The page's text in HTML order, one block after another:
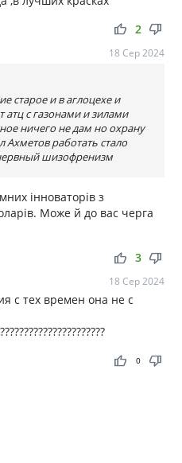
thumb_up thumb_down
2
18 Сер 2024
старое и в аглоцехе и
атц с газонами и зилами
ничего не дам но охрану
Ахметов работать стало
шизофренизм
інноваторів з
Може й до вас черга
thumb_up thumb_down
3
18 Сер 2024
с тех времен она не с
thumb_up thumb_down
0